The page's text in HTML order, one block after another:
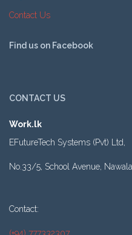
Contact Us
Find us on Facebook
CONTACT US
Work.lk
EFutureTech Systems (Pvt) Ltd,
No.33/5, School Avenue,
Contact: